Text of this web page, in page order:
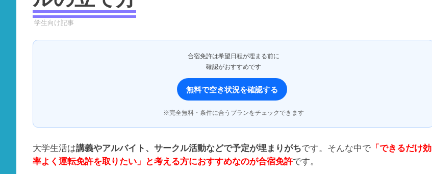
2025年8月31日
YYYPRO
学生向け記事
合宿免許は希望日程が埋まる前に
確認がおすすめです
無料で空き状況を確認する
※完全無料・条件に合うプランをチェックできます
大学生活は講義やアルバイト、サークル活動などで予定が埋まりがちです。そんな中で 「できるだけ効
率よく運転免許を取りたい」と考える方におすすめなのが合宿免許です。